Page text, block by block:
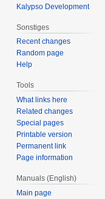
Kalypso Development
Sonstiges
Recent changes
Random page
Help
Tools
What links here
Related changes
Special pages
Printable version
Permanent link
Page information
Manuals (English)
Main page